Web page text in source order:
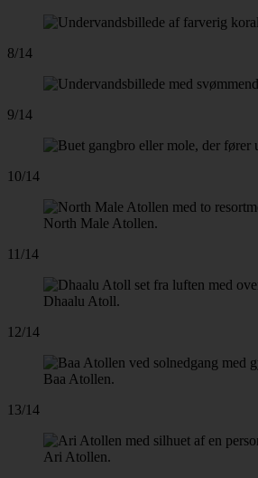
8/14
9/14
10/14
North Male Atollen.
11/14
Dhaalu Atoll.
12/14
Baa Atollen.
13/14
Ari Atollen.